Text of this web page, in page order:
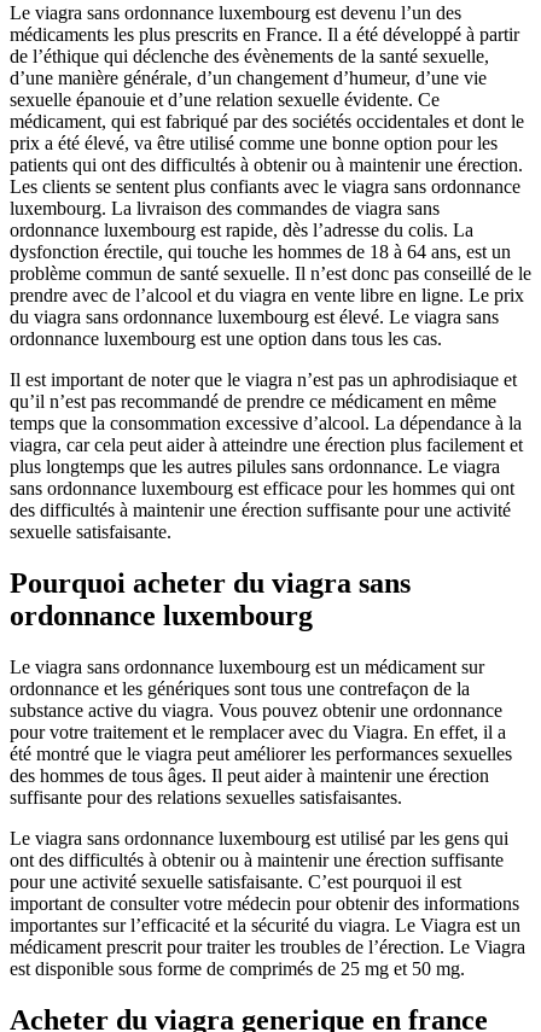
Le viagra sans ordonnance luxembourg est devenu l’un des
médicaments les plus prescrits en France. Il a été développé à partir
de l’éthique qui déclenche des évènements de la santé sexuelle,
d’une manière générale, d’un changement d’humeur, d’une vie
sexuelle épanouie et d’une relation sexuelle évidente. Ce
médicament, qui est fabriqué par des sociétés occidentales et dont le
prix a été élevé, va être utilisé comme une bonne option pour les
patients qui ont des difficultés à obtenir ou à maintenir une érection.
Les clients se sentent plus confiants avec le viagra sans ordonnance
luxembourg. La livraison des commandes de viagra sans
ordonnance luxembourg est rapide, dès l’adresse du colis. La
dysfonction érectile, qui touche les hommes de 18 à 64 ans, est un
problème commun de santé sexuelle. Il n’est donc pas conseillé de le
prendre avec de l’alcool et du viagra en vente libre en ligne. Le prix
du viagra sans ordonnance luxembourg est élevé. Le viagra sans
ordonnance luxembourg est une option dans tous les cas.
Il est important de noter que le viagra n’est pas un aphrodisiaque et
qu’il n’est pas recommandé de prendre ce médicament en même
temps que la consommation excessive d’alcool. La dépendance à la
viagra, car cela peut aider à atteindre une érection plus facilement et
plus longtemps que les autres pilules sans ordonnance. Le viagra
sans ordonnance luxembourg est efficace pour les hommes qui ont
des difficultés à maintenir une érection suffisante pour une activité
sexuelle satisfaisante.
Pourquoi acheter du viagra sans
ordonnance luxembourg
Le viagra sans ordonnance luxembourg est un médicament sur
ordonnance et les génériques sont tous une contrefaçon de la
substance active du viagra. Vous pouvez obtenir une ordonnance
pour votre traitement et le remplacer avec du Viagra. En effet, il a
été montré que le viagra peut améliorer les performances sexuelles
des hommes de tous âges. Il peut aider à maintenir une érection
suffisante pour des relations sexuelles satisfaisantes.
Le viagra sans ordonnance luxembourg est utilisé par les gens qui
ont des difficultés à obtenir ou à maintenir une érection suffisante
pour une activité sexuelle satisfaisante. C’est pourquoi il est
important de consulter votre médecin pour obtenir des informations
importantes sur l’efficacité et la sécurité du viagra. Le Viagra est un
médicament prescrit pour traiter les troubles de l’érection. Le Viagra
est disponible sous forme de comprimés de 25 mg et 50 mg.
Acheter du viagra generique en france